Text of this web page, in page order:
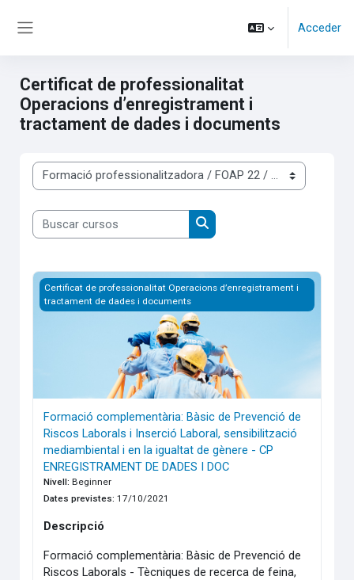
Acceder
Certificat de professionalitat
Operacions d’enregistrament i
tractament de dades i documents
Categorías
Buscar cursos
Buscar cursos
Formació complementària: Bàsic de Prevenció de Riscos
Certificat de professionalitat Operacions d’enregistrament i
tractament de dades i documents
Formació complementària: Bàsic de Prevenció de
Riscos Laborals i Inserció Laboral, sensibilització
mediambiental i en la igualtat de gènere - CP
ENREGISTRAMENT DE DADES I DOC
Nivell:Beginner
Dates previstes:17/10/2021
Descripció
Formació complementària: Bàsic de Prevenció de
Riscos Laborals - Tècniques de recerca de feina,